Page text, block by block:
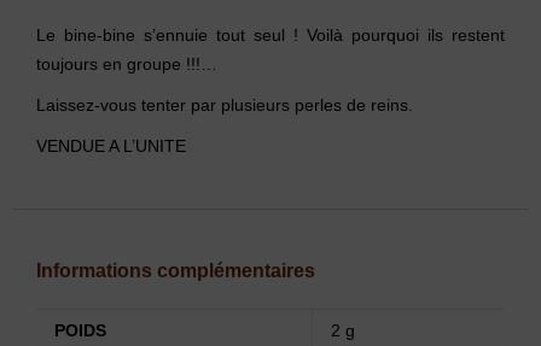
Le bine-bine s’ennuie tout seul ! Voilà pourquoi ils restent
toujours en groupe !!!…
Laissez-vous tenter par plusieurs perles de reins.
VENDUE A L’UNITE
Informations complémentaires
POIDS 2 g